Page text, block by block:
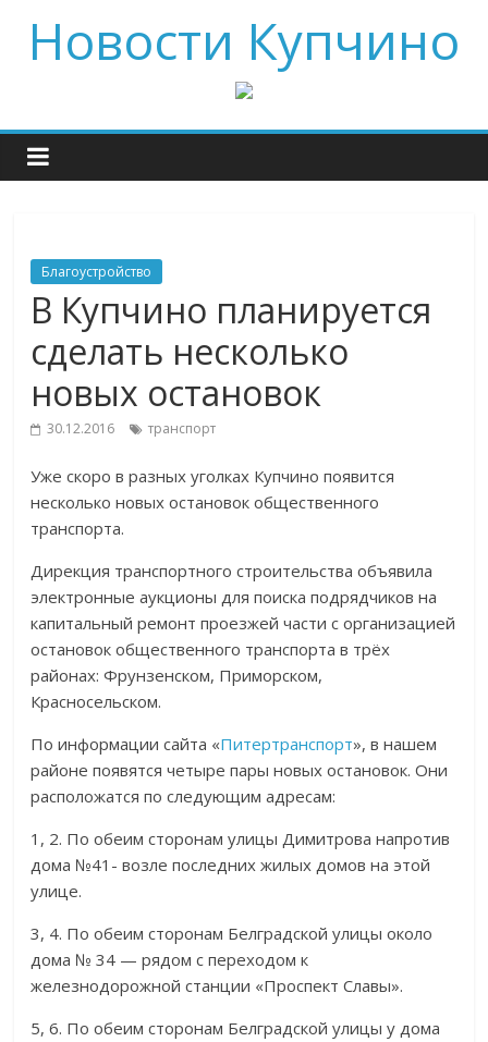
Новости Купчино
Благоустройство
В Купчино планируется
сделать несколько
новых остановок
30.12.2016 транспорт
Уже скоро в разных уголках Купчино появится
несколько новых остановок общественного
транспорта.
Дирекция транспортного строительства объявила
электронные аукционы для поиска подрядчиков на
капитальный ремонт проезжей части с организацией
остановок общественного транспорта в трёх
районах: Фрунзенском, Приморском,
Красносельском.
По информации сайта «Питертранспорт», в нашем
районе появятся четыре пары новых остановок. Они
расположатся по следующим адресам:
1, 2. По обеим сторонам улицы Димитрова напротив
дома №41- возле последних жилых домов на этой
улице.
3, 4. По обеим сторонам Белградской улицы около
дома № 34 — рядом с переходом к
железнодорожной станции «Проспект Славы».
5, 6. По обеим сторонам Белградской улицы у дома